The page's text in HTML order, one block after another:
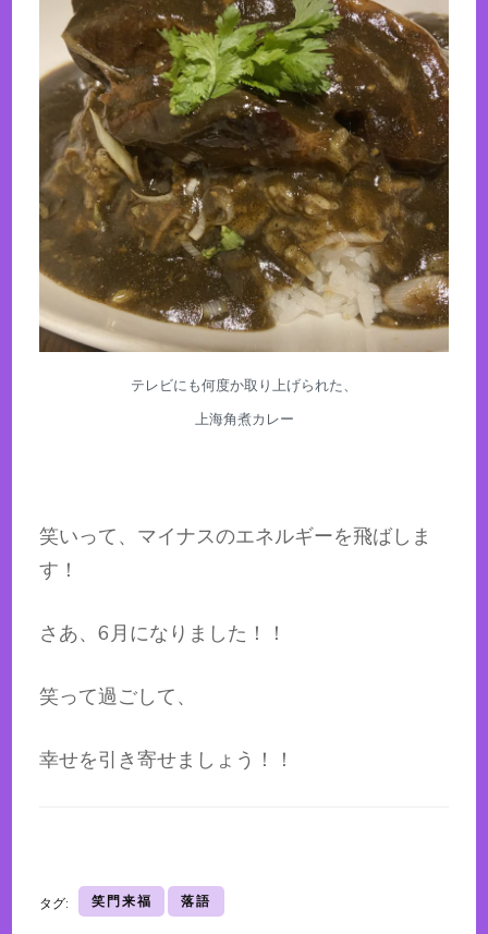
テレビにも何度か取り上げられた、
上海角煮カレー
笑いって、マイナスのエネルギーを飛ばしま
す！
さあ、6月になりました！！
笑って過ごして、
幸せを引き寄せましょう！！
タグ: 笑門来福 落語